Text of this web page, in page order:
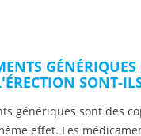
GÉNÉRIQUES
SONT-
génériques sont des
effet. Les